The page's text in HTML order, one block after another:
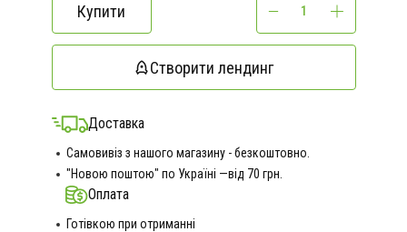
Купити
Створити лендинг
Доставка
Самовивіз з нашого магазину - безкоштовно.
"Новою поштою" по Україні —від 70 грн.
Оплата
Готівкою при отриманні